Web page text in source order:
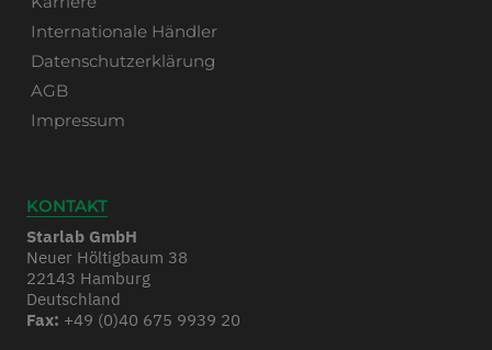
Internationale Händler
Datenschutzerklärung
AGB
Impressum
KONTAKT
Starlab GmbH
Neuer Höltigbaum 38
22143 Hamburg
Deutschland
Fax: +49 (0)40 675 9939 20